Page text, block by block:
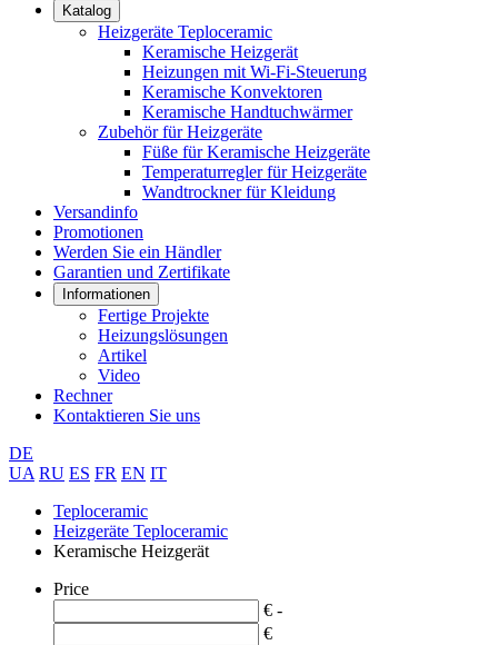
Katalog
Heizgeräte Teploceramic
Keramische Heizgerät
Heizungen mit Wi-Fi-Steuerung
Keramische Konvektoren
Keramische Handtuchwärmer
Zubehör für Heizgeräte
Füße für Keramische Heizgeräte
Temperaturregler für Heizgeräte
Wandtrockner für Kleidung
Versandinfo
Promotionen
Werden Sie ein Händler
Garantien und Zertifikate
Informationen
Fertige Projekte
Heizungslösungen
Artikel
Video
Rechner
Kontaktieren Sie uns
DE
UA RU ES FR EN IT
Teploceramic
Heizgeräte Teploceramic
Keramische Heizgerät
Price
€ -
€